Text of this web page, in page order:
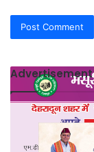
Advertisement